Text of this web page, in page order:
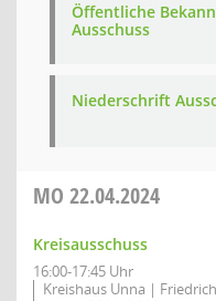
Öffentliche
Ausschuss
Niederschrift
MO 22.04.2024
Kreisausschuss
16:00-17:45 Uhr
Kreishaus Unna |